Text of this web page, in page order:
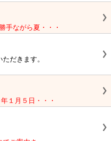
手ながら夏・・・
だきます。
１月５日・・・